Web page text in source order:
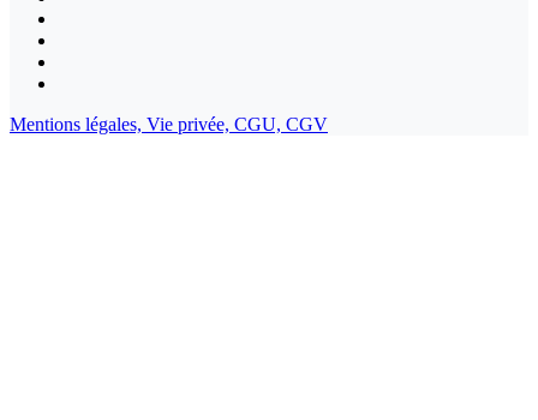
Mentions légales, Vie privée, CGU, CGV